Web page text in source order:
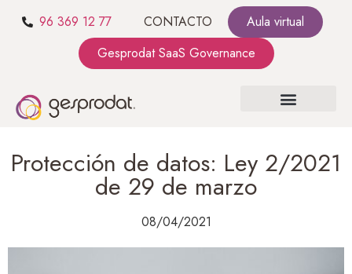
96 369 12 77 CONTACTO
Aula virtual
Gesprodat SaaS Governance
Protección de datos: Ley 2/2021
de 29 de marzo
08/04/2021